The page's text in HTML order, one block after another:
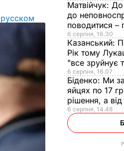
Матвійчук: До
до
поводитися –
6 серпня, 16.30
Казанський:
Рік тому
"все зруйнує
6 серпня, 16.07
Біденко: Ми
яйцях по 17
рішення, а
6 серпня, 14.48